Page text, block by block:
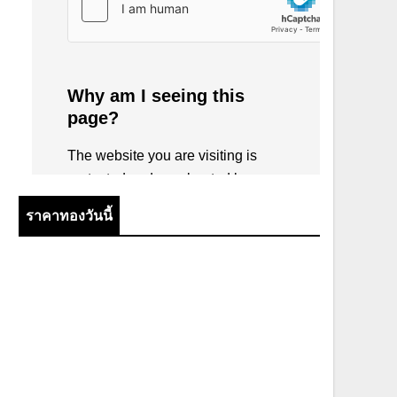
ราคาทองวันนี้